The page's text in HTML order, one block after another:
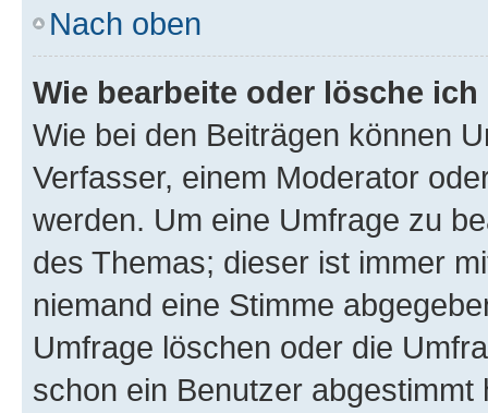
Nach oben
Wie bearbeite oder lösche
Wie bei den Beiträgen können
Verfasser, einem Moderator
werden. Um eine Umfrage zu
des Themas; dieser ist immer
niemand eine Stimme
Umfrage löschen oder die
schon ein Benutzer